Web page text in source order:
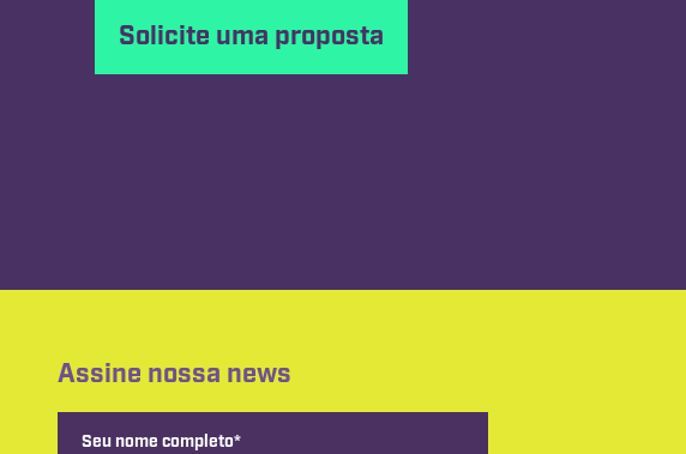
Solicite uma proposta
Assine nossa news
Seu nome completo*